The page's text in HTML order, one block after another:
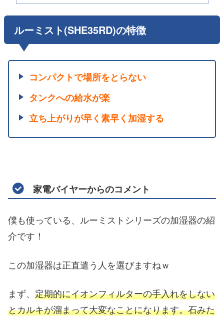
ルーミスト(SHE35RD)の特徴
コンパクトで場所をとらない
タンクへの給水が楽
立ち上がりが早く素早く加湿する
家電バイヤーからのコメント
僕も使っている、ルーミストシリーズの加湿器の紹
介です！
この加湿器は正直遣う人を選びますねｗ
まず、 定期的にイオンフィルターの手入れをしない
とカルキが溜まって大変なことになります。石みた